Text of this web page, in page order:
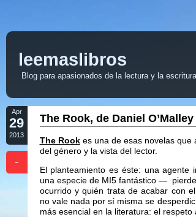
leemaslibros
Blog para apasionados de la lectura y la
Apr
29
2013
-
The Rook, de Daniel O’Malley
The Rookes una de esas novelas que
del género y la vista del lector.
El planteamiento es éste: una
una especie de MI5 fantástico —
ocurrido y quién trata de acabar con
no vale nada por sí misma se
más esencial en la literatura: el respeto